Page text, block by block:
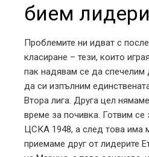
бием
Проблемите ни идват с
класиране – тези, които
пак надявам се да спечелим
да си изпълним
Втора лига. Друга цел
време за почивка. Готвим
ЦСКА 1948, а след това има
приемаме друг от лидерите